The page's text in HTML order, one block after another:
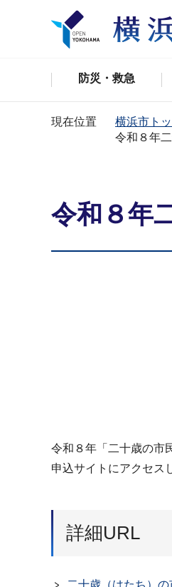
防災・救急
現在位置 横浜市ト
令和８年
令和８年
令和８年「二十歳の市
申込サイトにアクセス
詳細URL
二十歳（はたち）